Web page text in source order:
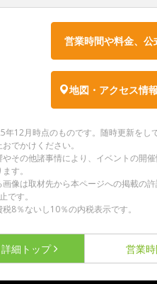
営業時間や料金、
地図・アクセス情
12月時点のものです。随時更新をし
でかけください。
その他諸事情により、イベントの開
す。
像は取材先から本ページへの掲載の
です。
8％ないし10％の内税表示です。
細 トップ 営業